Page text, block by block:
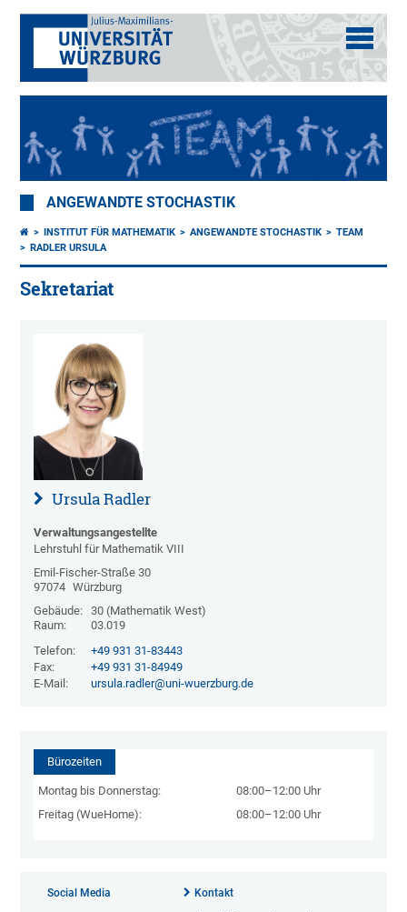
ANGEWANDTE STOCHASTIK
INSTITUT FÜR MATHEMATIK ANGEWANDTE STOCHASTIK
TEAM
RADLER URSULA
Sekretariat
Ursula Radler
Verwaltungsangestellte
Lehrstuhl für Mathematik VIII
Emil-Fischer-Straße 30
97074 Würzburg
Gebäude: 30 (Mathematik West)
Raum:
03.019
Telefon:
+49 931 31-83443
Fax:
+49 931 31-84949
E-Mail:
ursula.radler@uni-wuerzburg.de
Bürozeiten
Montag bis Donnerstag:
08:00–12:00 Uhr
Freitag (WueHome):
08:00–12:00 Uhr
Social Media Kontakt